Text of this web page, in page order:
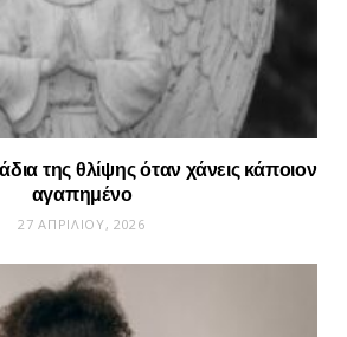
της θλίψης όταν χάνεις κάποιον
αγαπημένο
27 ΑΠΡΙΛΊΟΥ, 2026